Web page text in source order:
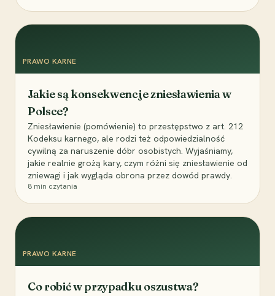
PRAWO KARNE
Jakie są konsekwencje zniesławienia w
Polsce?
Zniesławienie (pomówienie) to przestępstwo z art. 212
Kodeksu karnego, ale rodzi też odpowiedzialność
cywilną za naruszenie dóbr osobistych. Wyjaśniamy,
jakie realnie grożą kary, czym różni się zniesławienie od
zniewagi i jak wygląda obrona przez dowód prawdy.
8 min czytania
PRAWO KARNE
Co robić w przypadku oszustwa?